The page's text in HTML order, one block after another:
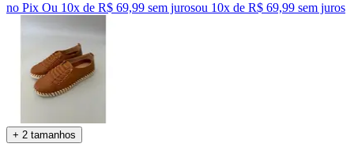
no Pix Ou 10x de R$ 69,99 sem jurosou 10x de R$ 69,99 sem juros
+ 2 tamanhos